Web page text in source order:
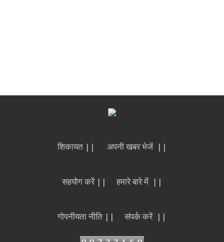
शिकायत || अपनी खबर भेजें ||
सहयोग करें || हमारे बारे में ||
गोपनीयता नीति || संपर्क करें ||